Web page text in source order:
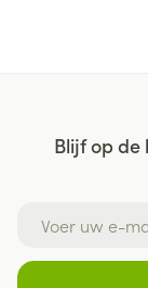
Blijf op de